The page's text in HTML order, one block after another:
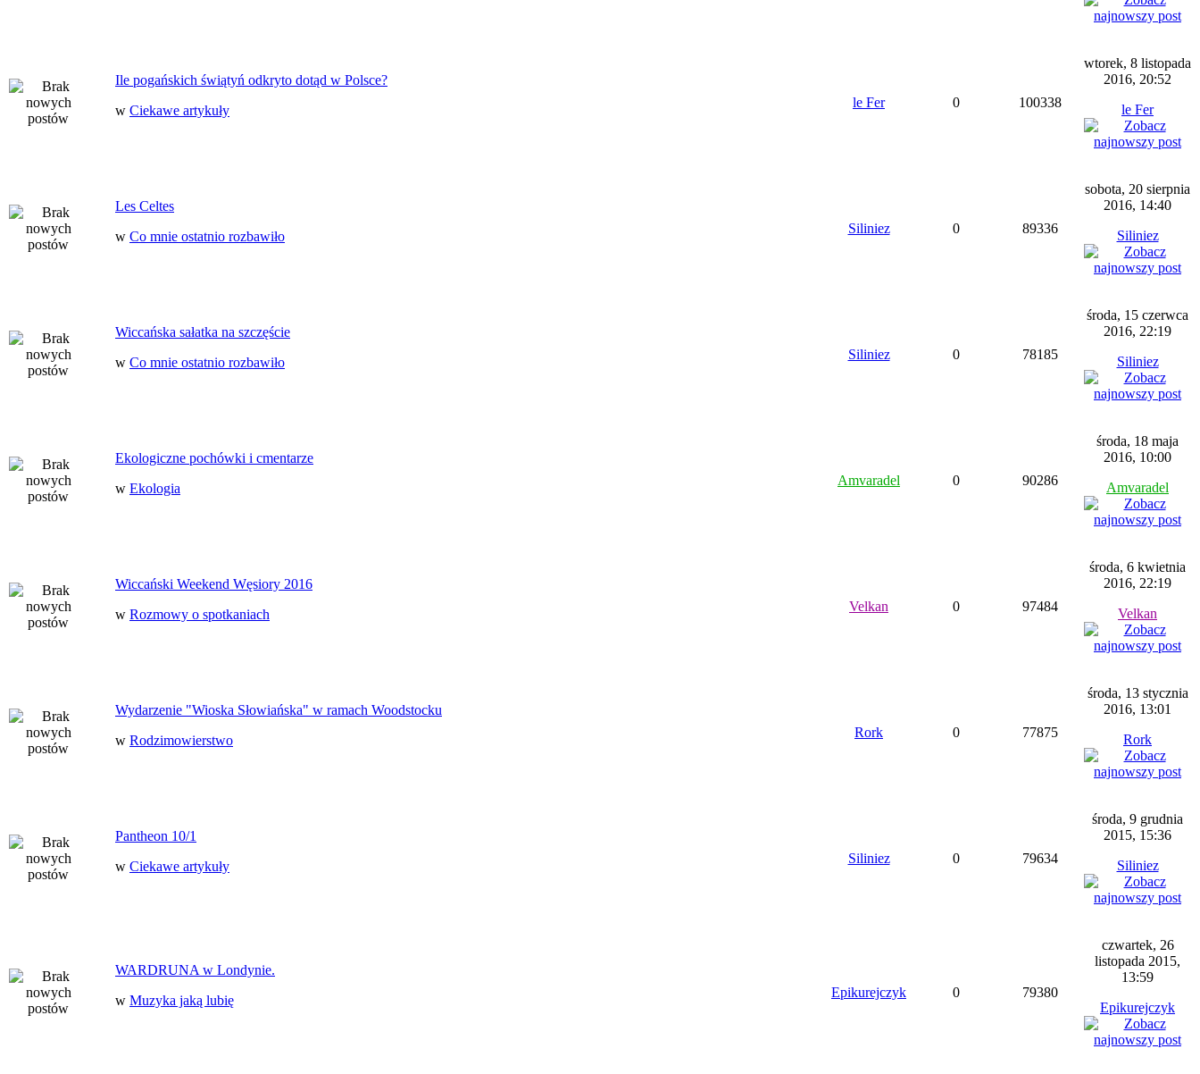
Ile pogańskich świątyń odkryto dotąd w Polsce?
w Ciekawe artykuły
le Fer 0 100338
wtorek, 8 listopada
2016, 20:52
le Fer
Les Celtes
w Co mnie ostatnio rozbawiło
Siliniez 0 89336
sobota, 20 sierpnia
2016, 14:40
Siliniez
Wiccańska sałatka na szczęście
w Co mnie ostatnio rozbawiło
Siliniez 0 78185
środa, 15 czerwca
2016, 22:19
Siliniez
Ekologiczne pochówki i cmentarze
w Ekologia
Amvaradel 0 90286
środa, 18 maja
2016, 10:00
Amvaradel
Wiccański Weekend Węsiory 2016
w Rozmowy o spotkaniach
Velkan 0 97484
środa, 6 kwietnia
2016, 22:19
Velkan
Wydarzenie "Wioska Słowiańska" w ramach Woodstocku
w Rodzimowierstwo
Rork 0 77875
środa, 13 stycznia
2016, 13:01
Rork
Pantheon 10/1
w Ciekawe artykuły
Siliniez 0 79634
środa, 9 grudnia
2015, 15:36
Siliniez
WARDRUNA w Londynie.
w Muzyka jaką lubię
Epikurejczyk 0 79380
czwartek, 26
listopada 2015,
13:59
Epikurejczyk